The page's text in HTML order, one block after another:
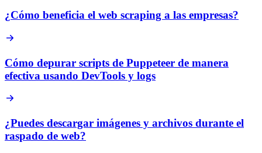
¿Cómo beneficia el web scraping a las empresas?
Cómo depurar scripts de Puppeteer de manera
efectiva usando DevTools y logs
¿Puedes descargar imágenes y archivos durante el
raspado de web?